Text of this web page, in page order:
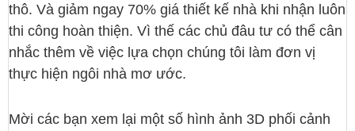
thô. Và giảm ngay 70% giá thiết kế nhà khi nhận luôn
thi công hoàn thiện. Vì thế các chủ đâu tư có thể cân
nhắc thêm về việc lựa chọn chúng tôi làm đơn vị
thực hiện ngôi nhà mơ ước.
Mời các bạn xem lại một số hình ảnh 3D phối cảnh